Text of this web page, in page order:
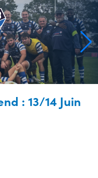
: 13/14 Juin